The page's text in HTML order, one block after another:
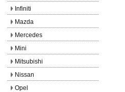
Infiniti
Mazda
Mercedes
Mini
Mitsubishi
Nissan
Opel